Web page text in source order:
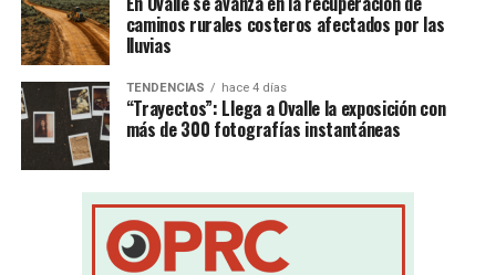
caminos rurales costeros afectados por las
lluvias
TENDENCIAS hace 4 días
“Trayectos”: Llega a Ovalle la exposición con
más de 300 fotografías instantáneas